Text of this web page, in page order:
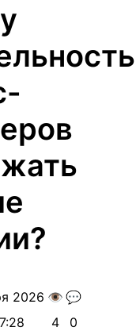
2026 👁️
4
💬
0